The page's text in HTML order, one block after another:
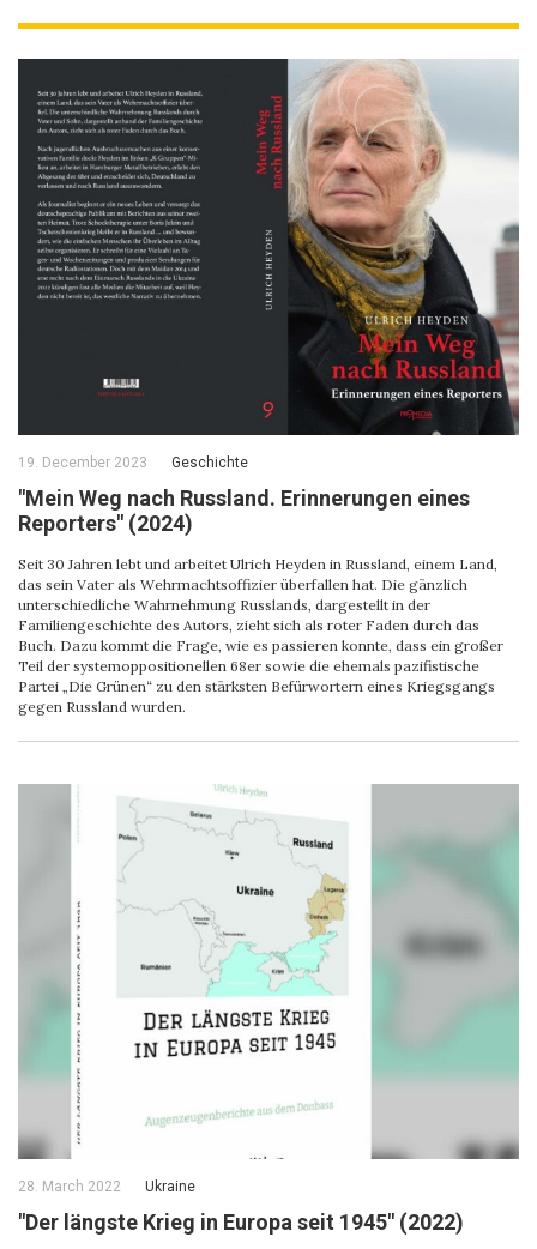
19. December 2023 Geschichte
"Mein Weg nach Russland. Erinnerungen eines
Reporters" (2024)
Seit 30 Jahren lebt und arbeitet Ulrich Heyden in Russland, einem Land,
das sein Vater als Wehrmachtsoffizier überfallen hat. Die gänzlich
unterschiedliche Wahrnehmung Russlands, dargestellt in der
Familiengeschichte des Autors, zieht sich als roter Faden durch das
Buch. Dazu kommt die Frage, wie es passieren konnte, dass ein großer
Teil der systemoppositionellen 68er sowie die ehemals pazifistische
Partei „Die Grünen“ zu den stärksten Befürwortern eines Kriegsgangs
gegen Russland wurden.
28. March 2022 Ukraine
"Der längste Krieg in Europa seit 1945" (2022)